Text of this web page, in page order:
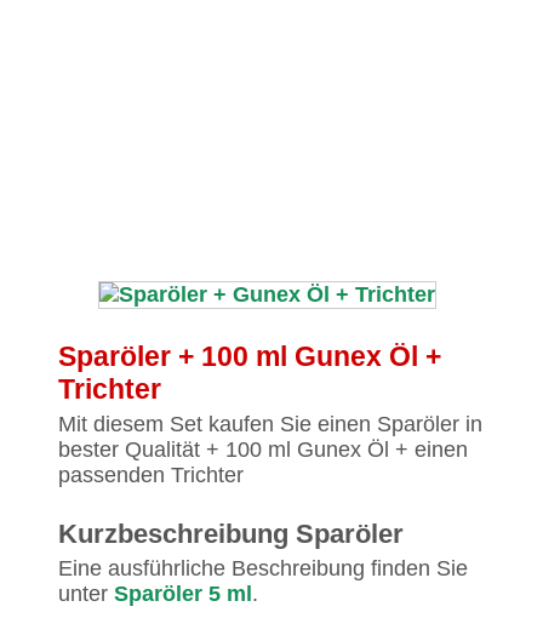
Sparöler + 100 ml Gunex Öl +
Trichter
Mit diesem Set kaufen Sie einen Sparöler in
bester Qualität + 100 ml Gunex Öl + einen
passenden Trichter
Kurzbeschreibung Sparöler
Eine ausführliche Beschreibung finden Sie
unter Sparöler 5 ml .